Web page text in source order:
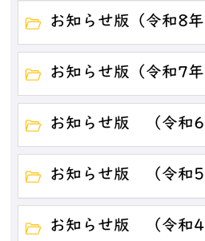
お知らせ版（令和8
お知らせ版（令和7
お知らせ版 （令和6
お知らせ版 （令和5
お知らせ版 （令和4